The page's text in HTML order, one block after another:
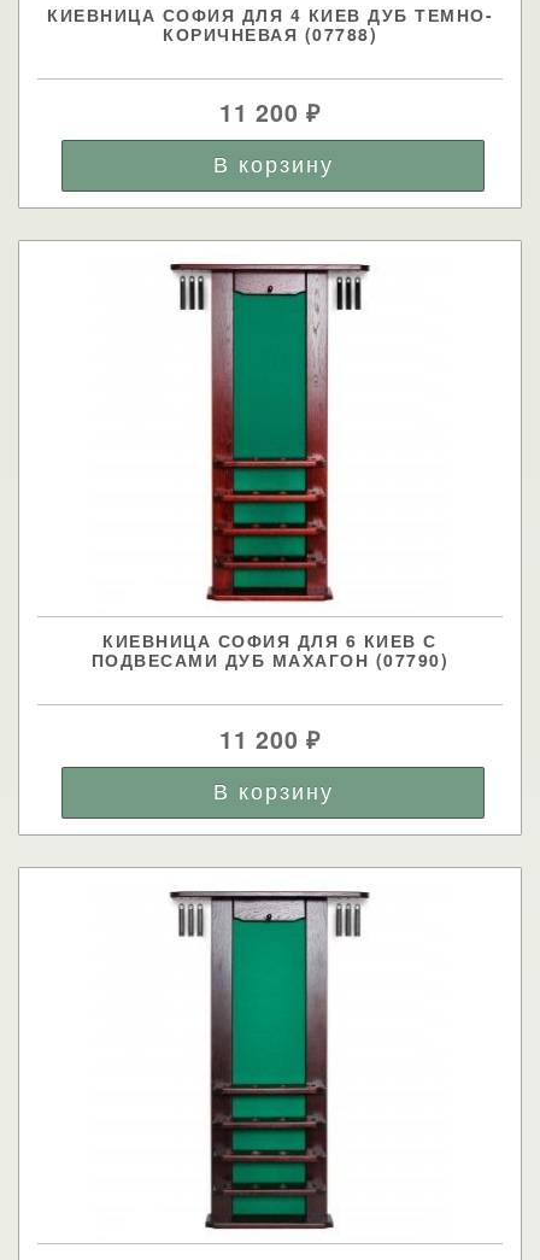
КИЕВНИЦА СОФИЯ ДЛЯ 4 КИЕВ ДУБ ТЕМНО-
КОРИЧНЕВАЯ (07788)
11 200₽
КИЕВНИЦА СОФИЯ ДЛЯ 6 КИЕВ С
ПОДВЕСАМИ ДУБ МАХАГОН (07790)
11 200₽